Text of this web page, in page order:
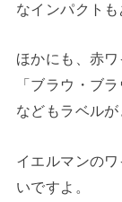
なインパクトも
ほかにも、赤
「ブラウ・ブ
などもラベルが
イエルマンの
いですよ。